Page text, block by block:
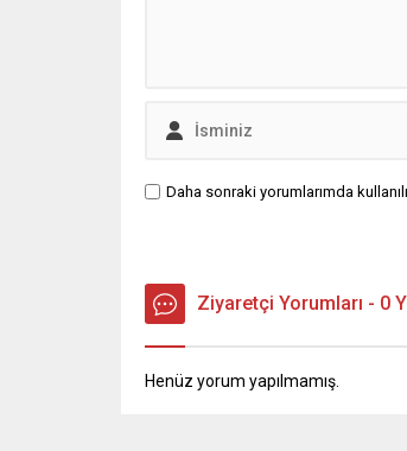
Daha sonraki yorumlarımda
Ziyaretçi Yorumları - 0
Henüz yorum yapılmamış.